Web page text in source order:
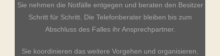
Sie nehmen die Notfälle entgegen und beraten den Besitzer
Schritt für Schritt. Die Telefonberater bleiben bis zum
Abschluss des Falles ihr Ansprechpartner.
Sie koordinieren das weitere Vorgehen und organisieren,